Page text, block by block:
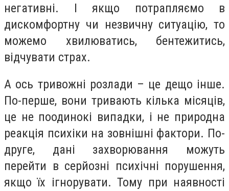
негативні. І якщо потрапляємо в
дискомфортну чи незвичну ситуацію, то
можемо хвилюватись, бентежитись,
відчувати страх.
А ось тривожні розлади – це дещо інше.
По-перше, вони тривають кілька місяців,
це не поодинокі випадки, і не природна
реакція психіки на зовнішні фактори. По-
друге, дані захворювання можуть
перейти в серйозні психічні порушення,
якщо їх ігнорувати. Тому при наявності